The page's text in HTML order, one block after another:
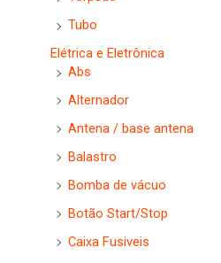
Tubo
Elétrica e Eletrônica
Abs
Alternador
Antena / base antena
Balastro
Bomba de vácuo
Botão Start/Stop
Caixa Fusiveis